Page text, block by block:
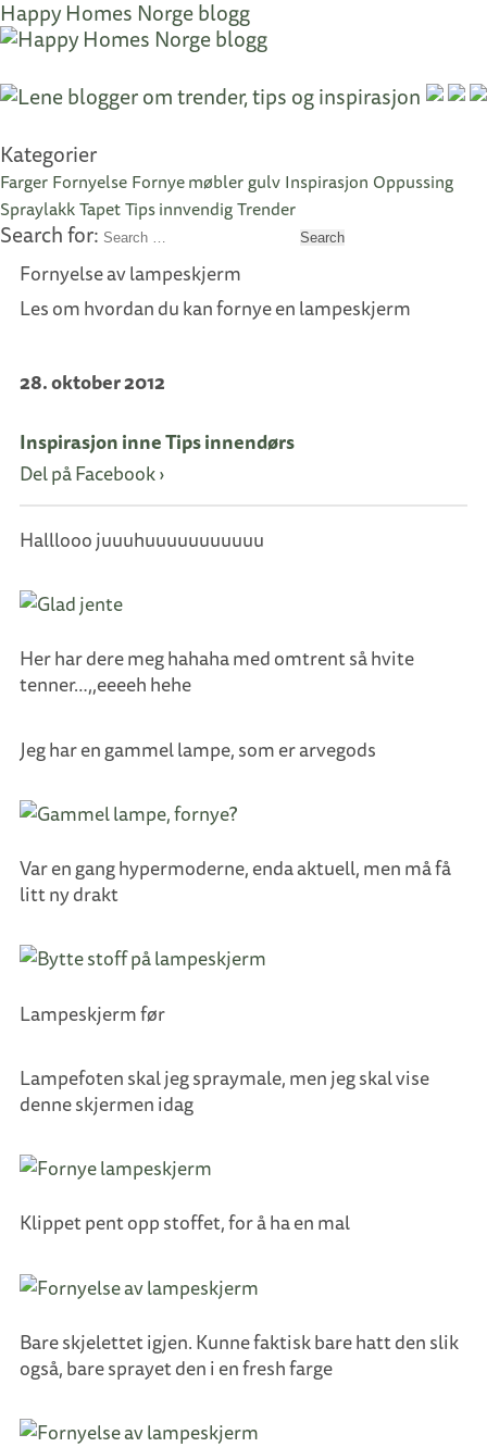
Happy Homes Norge blogg
Kategorier
Farger Fornyelse Fornye møblergulv Inspirasjon Oppussing
SpraylakkTapetTips innvendigTrender
Search for: Search
Fornyelse av lampeskjerm
Les om hvordan du kan fornye en lampeskjerm
28. oktober 2012
Inspirasjon inneTips innendørs
Del på Facebook ›
Halllooo juuuhuuuuuuuuuuu
Her har dere meg hahaha med omtrent så hvite
tenner…,,eeeeh hehe
Jeg har en gammel lampe, som er arvegods
Var en gang hypermoderne, enda aktuell, men må få
litt ny drakt
Lampeskjerm før
Lampefoten skal jeg spraymale, men jeg skal vise
denne skjermen idag
Klippet pent opp stoffet, for å ha en mal
Bare skjelettet igjen. Kunne faktisk bare hatt den slik
også, bare sprayet den i en fresh farge